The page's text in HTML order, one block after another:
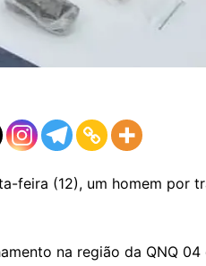
feira (12), um homem por
na região da QNQ